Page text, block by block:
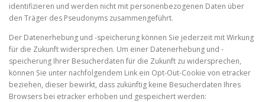
identifizieren und werden nicht mit personenbezogenen Daten über
den Träger des Pseudonyms zusammengeführt.
Der Datenerhebung und -speicherung können Sie jederzeit mit Wirkung
für die Zukunft widersprechen. Um einer Datenerhebung und -
speicherung Ihrer Besucherdaten für die Zukunft zu widersprechen,
können Sie unter nachfolgendem Link ein Opt-Out-Cookie von etracker
beziehen, dieser bewirkt, dass zukünftig keine Besucherdaten Ihres
Browsers bei etracker erhoben und gespeichert werden: